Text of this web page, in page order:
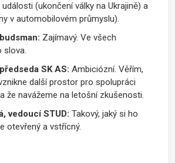
(ukončení války na Ukrajině) a
v automobilovém průmyslu).
Zajímavý. Ve všech
slova.
SK AS: Ambiciózní. Věřím,
další prostor pro spolupráci
že navážeme na letošní zkušenosti.
vedoucí STUD: Takový, jaký si ho
otevřený a vstřícný.